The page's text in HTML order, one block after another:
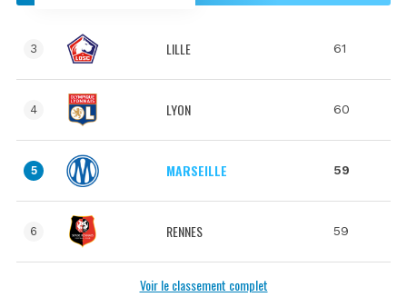
3 LILLE 61
4 LYON 60
5 MARSEILLE 59
6 RENNES 59
Voir le classement complet